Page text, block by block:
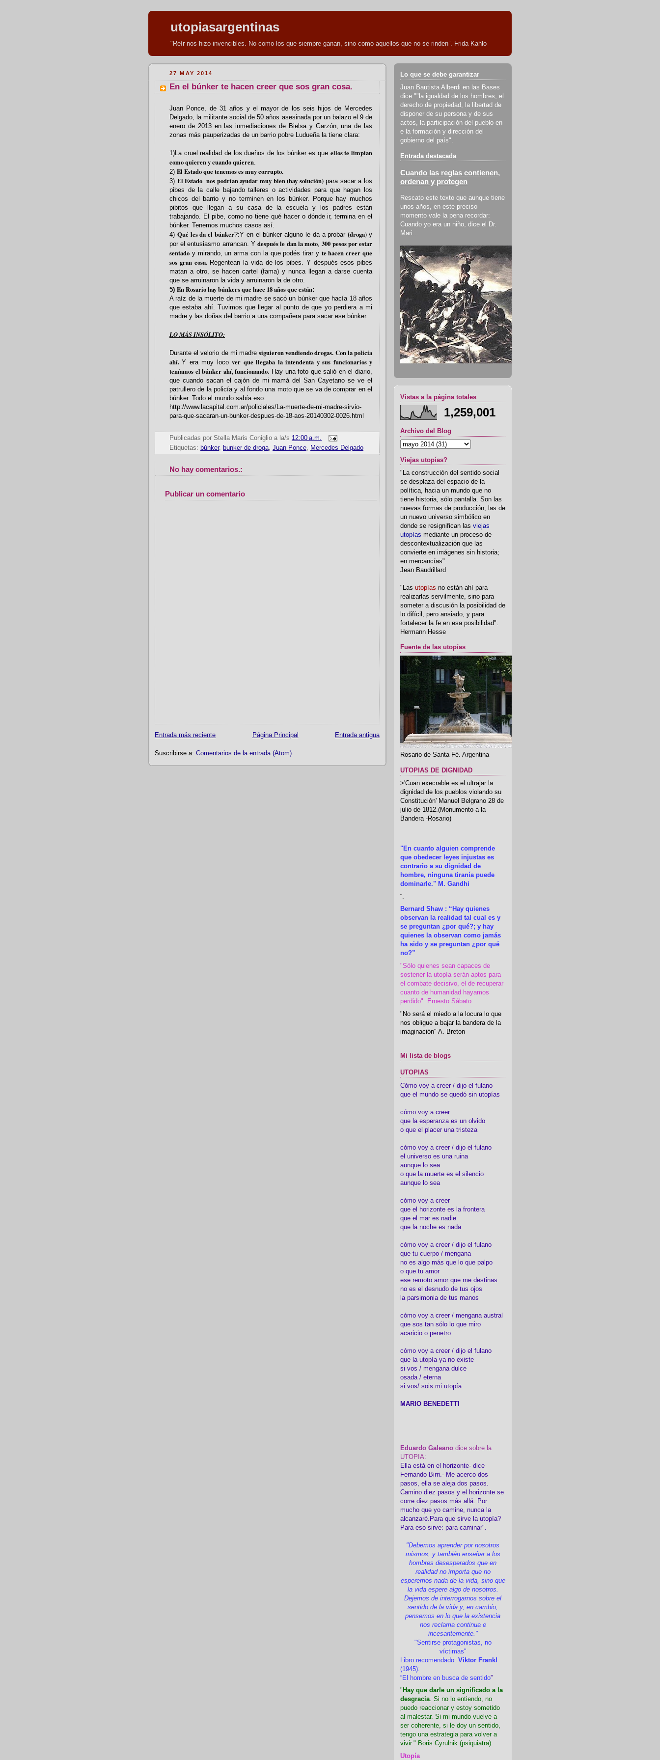
utopiasargentinas
"Reír nos hizo invencibles. No como los que siempre ganan, sino como aquellos que no se rinden”. Frida Kahlo
27 MAY 2014
En el búnker te hacen creer que sos gran cosa.
Juan Ponce, de 31 años y el mayor de los seis hijos de Mercedes
Delgado, la militante social de 50 años asesinada por un balazo el 9 de
enero de 2013 en las inmediaciones de Bielsa y Garzón, una de las
zonas más pauperizadas de un barrio pobre Ludueña la tiene clara:
1)La cruel realidad de los dueños de los búnker es que ellos te limpian
como quieren y cuando quieren.
2) El Estado que tenemos es muy corrupto.
3) El Estado nos podrían ayudar muy bien (hay solución)para sacar a los
pibes de la calle bajando talleres o actividades para que hagan los
chicos del barrio y no terminen en los búnker. Porque hay muchos
pibitos que llegan a su casa de la escuela y los padres están
trabajando. El pibe, como no tiene qué hacer o dónde ir, termina en el
búnker. Tenemos muchos casos así.
4) Qué les da el búnker?:Y en el búnker alguno le da a probar (droga)y
por el entusiasmo arrancan. Ydespués le dan la moto,300 pesos por estar
sentado y mirando, un arma con la que podés tirar y te hacen creer que
sos gran cosa.Regentean la vida de los pibes. Y después esos pibes
matan a otro, se hacen cartel (fama) y nunca llegan a darse cuenta
que se arruinaron la vida y arruinaron la de otro.
5) En Rosario hay búnkers que hace 18 años que están:
A raíz de la muerte de mi madre se sacó un búnker que hacía 18 años
que estaba ahí. Tuvimos que llegar al punto de que yo perdiera a mi
madre y las doñas del barrio a una compañera para sacar ese búnker.
LO MÁS INSÓLITO:
Durante el velorio de mi madresiguieron vendiendo drogas. Con la policía
ahí.Y era muy locover que llegaba la intendenta y sus funcionarios y
teníamos el búnker ahí, funcionando. Hay una foto que salió en el diario,
que cuando sacan el cajón de mi mamá del San Cayetano se ve el
patrullero de la policía y al fondo una moto que se va de comprar en el
búnker. Todo el mundo sabía eso.
http://www.lacapital.com.ar/policiales/La-muerte-de-mi-madre-sirvio-
para-que-sacaran-un-bunker-despues-de-18-aos-20140302-0026.html
Publicadas por Stella Maris Coniglio a la/s 12:00 a.m.
Etiquetas: búnker, bunker de droga, Juan Ponce, Mercedes Delgado
No hay comentarios.:
Publicar un comentario
Entrada más reciente Entrada antigua
Página Principal
Suscribirse a: Comentarios de la entrada (Atom)
Lo que se debe garantizar
Juan Bautista Alberdi en las Bases
dice ""la igualdad de los hombres, el
derecho de propiedad, la libertad de
disponer de su persona y de sus
actos, la participación del pueblo en
e la formación y dirección del
gobierno del país".
Entrada destacada
Cuando las reglas contienen,
ordenan y protegen
Rescato este texto que aunque tiene
unos años, en este preciso
momento vale la pena recordar:
Cuando yo era un niño, dice el Dr.
Mari...
Vistas a la página totales
1,259,001
Archivo del Blog
Viejas utopías?
"La construcción del sentido social
se desplaza del espacio de la
política, hacia un mundo que no
tiene historia, sólo pantalla. Son las
nuevas formas de producción, las de
un nuevo universo simbólico en
donde se resignifican las viejas
utopías mediante un proceso de
descontextualización que las
convierte en imágenes sin historia;
en mercancías".
Jean Baudrillard
"Las utopías no están ahí para
realizarlas servilmente, sino para
someter a discusión la posibilidad de
lo difícil, pero ansiado, y para
fortalecer la fe en esa posibilidad".
Hermann Hesse
Fuente de las utopías
Rosario de Santa Fé. Argentina
UTOPIAS DE DIGNIDAD
>'Cuan execrable es el ultrajar la
dignidad de los pueblos violando su
Constitución' Manuel Belgrano 28 de
julio de 1812.(Monumento a la
Bandera -Rosario)
"En cuanto alguien comprende
que obedecer leyes injustas es
contrario a su dignidad de
hombre, ninguna tiranía puede
dominarle." M. Gandhi
“.
Bernard Shaw : “Hay quienes
observan la realidad tal cual es y
se preguntan ¿por qué?; y hay
quienes la observan como jamás
ha sido y se preguntan ¿por qué
no?”
"Sólo quienes sean capaces de
sostener la utopía serán aptos para
el combate decisivo, el de recuperar
cuanto de humanidad hayamos
perdido". Ernesto Sábato
"No será el miedo a la locura lo que
nos obligue a bajar la bandera de la
imaginación" A. Breton
Mi lista de blogs
UTOPIAS
Cómo voy a creer / dijo el fulano
que el mundo se quedó sin utopías
cómo voy a creer
que la esperanza es un olvido
o que el placer una tristeza
cómo voy a creer / dijo el fulano
el universo es una ruina
aunque lo sea
o que la muerte es el silencio
aunque lo sea
cómo voy a creer
que el horizonte es la frontera
que el mar es nadie
que la noche es nada
cómo voy a creer / dijo el fulano
que tu cuerpo / mengana
no es algo más que lo que palpo
o que tu amor
ese remoto amor que me destinas
no es el desnudo de tus ojos
la parsimonia de tus manos
cómo voy a creer / mengana austral
que sos tan sólo lo que miro
acaricio o penetro
cómo voy a creer / dijo el fulano
que la utopía ya no existe
si vos / mengana dulce
osada / eterna
si vos/ sois mi utopía.
MARIO BENEDETTI
Eduardo Galeano dice sobre la
UTOPIA:
Ella está en el horizonte- dice
Fernando Birri.- Me acerco dos
pasos, ella se aleja dos pasos.
Camino diez pasos y el horizonte se
corre diez pasos más allá. Por
mucho que yo camine, nunca la
alcanzaré.Para que sirve la utopía?
Para eso sirve: para caminar".
"Debemos aprender por nosotros
mismos, y también enseñar a los
hombres desesperados que en
realidad no importa que no
esperemos nada de la vida, sino que
la vida espere algo de nosotros.
Dejemos de interrogarnos sobre el
sentido de la vida y, en cambio,
pensemos en lo que la existencia
nos reclama continua e
incesantemente."
"Sentirse protagonistas, no
víctimas"
Libro recomendado: Viktor Frankl
(1945):
“El hombre en busca de sentido”
" Hay que darle un significado a la
desgracia. Si no lo entiendo, no
puedo reaccionar y estoy sometido
al malestar. Si mi mundo vuelve a
ser coherente, si le doy un sentido,
tengo una estrategia para volver a
vivir." Boris Cyrulnik (psiquiatra)
Utopía